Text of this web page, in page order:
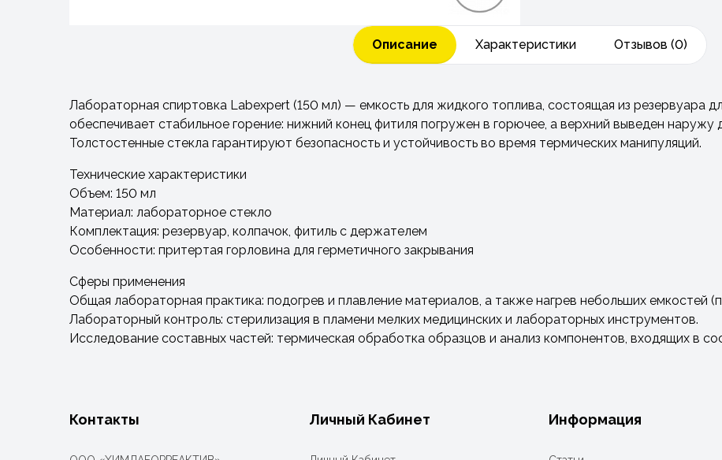
Описание Характеристики Отзывов (0)
Лабораторная спиртовка Labexpert (150 мл) — емкость для жидкого топлива, состоящая из резервуара
обеспечивает стабильное горение: нижний конец фитиля погружен в горючее, а верхний выведен наружу
Толстостенные стекла гарантируют безопасность и устойчивость во время термических манипуляций.
Технические характеристики
Объем: 150 мл
Материал: лабораторное стекло
Комплектация: резервуар, колпачок, фитиль с держателем
Особенности: притертая горловина для герметичного закрывания
Сферы применения
Общая лабораторная практика: подогрев и плавление материалов, а также нагрев небольших емкостей
Лабораторный контроль: стерилизация в пламени мелких медицинских и лабораторных инструментов.
Исследование составных частей: термическая обработка образцов и анализ компонентов, входящих в
Контакты Личный Кабинет Информация